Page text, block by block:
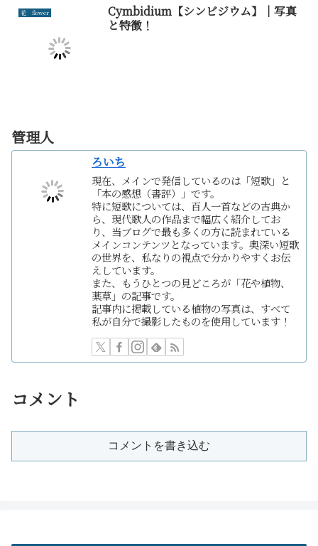
花 flower
Cymbidium【シンビジウム】｜写真
と特徴！
管理人
ろいち
現在、メインで発信しているのは「短歌」と
「本の感想（書評）」です。
特に短歌については、百人一首などの古典か
ら、現代歌人の作品まで幅広く紹介してお
り、当ブログで最も多くの方に読まれている
メインコンテンツとなっています。奥深い短歌
の世界を、私なりの視点で分かりやすくお伝
えしています。
また、もうひとつの見どころが「花や植物、
薬草」の記事です。
記事内に掲載している植物の写真は、すべて
私が自分で撮影したものを使用しています！
コメント
コメントを書き込む